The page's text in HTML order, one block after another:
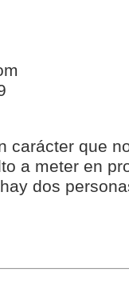
carácter que
a meter en
dos